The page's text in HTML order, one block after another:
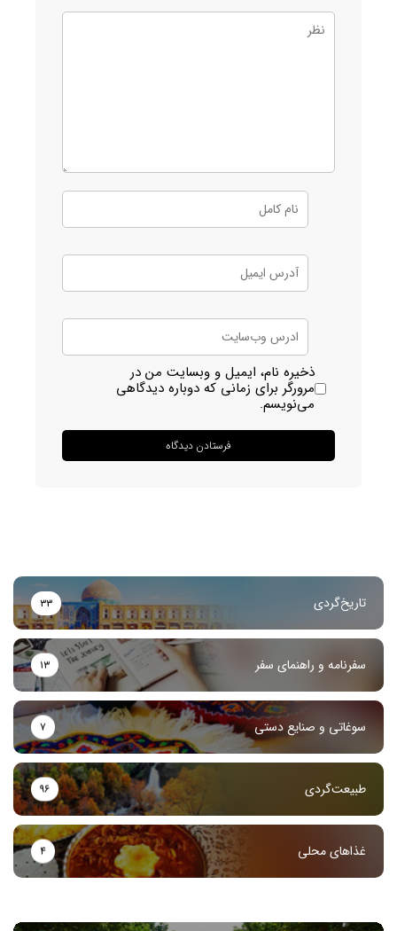
ذخیره نام، ایمیل و وبسایت من در
مرورگر برای زمانی که دوباره دیدگاهی
می‌نویسم.
تاریخ‌گردی ۳۳
سفرنامه و راهنمای سفر ۱۳
سوغاتی و صنایع دستی ۷
طبیعت‌گردی ۹۶
غذاهای محلی ۴